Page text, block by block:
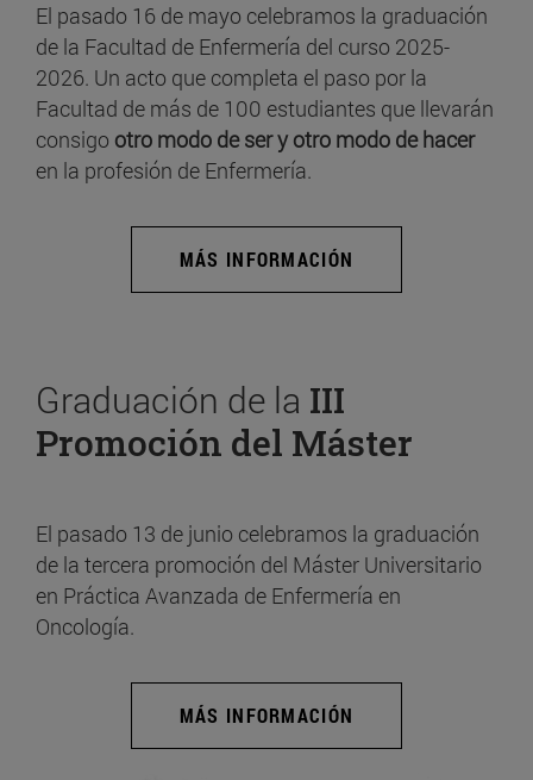
El pasado 16 de mayo celebramos la graduación
de la Facultad de Enfermería del curso 2025-
2026. Un acto que completa el paso por la
Facultad de más de 100 estudiantes que llevarán
consigo otro modo de ser y otro modo de hacer
en la profesión de Enfermería.
MÁS INFORMACIÓN
Graduación de la III
Promoción del Máster
El pasado 13 de junio celebramos la graduación
de la tercera promoción del Máster Universitario
en Práctica Avanzada de Enfermería en
Oncología.
MÁS INFORMACIÓN